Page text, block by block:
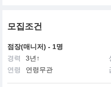
모집조건
점장(매니저) - 1명
경력
3년↑
연령
연령무관